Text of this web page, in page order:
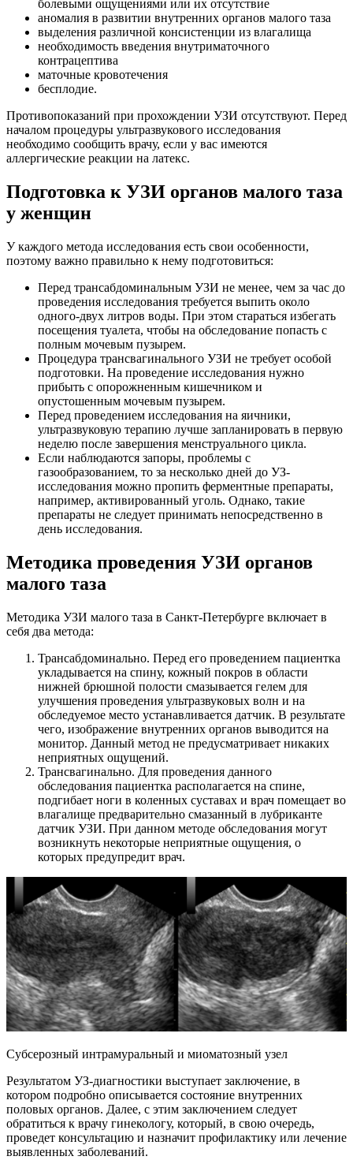
болевыми ощущениями или их отсутствие
аномалия в развитии внутренних органов малого таза
выделения различной консистенции из влагалища
необходимость введения внутриматочного
контрацептива
маточные кровотечения
бесплодие.
Противопоказаний при прохождении УЗИ отсутствуют. Перед
началом процедуры ультразвукового исследования
необходимо сообщить врачу, если у вас имеются
аллергические реакции на латекс.
Подготовка к УЗИ органов малого таза
у женщин
У каждого метода исследования есть свои особенности,
поэтому важно правильно к нему подготовиться:
Перед трансабдоминальным УЗИ не менее, чем за час до
проведения исследования требуется выпить около
одного-двух литров воды. При этом стараться избегать
посещения туалета, чтобы на обследование попасть с
полным мочевым пузырем.
Процедура трансвагинального УЗИ не требует особой
подготовки. На проведение исследования нужно
прибыть с опорожненным кишечником и
опустошенным мочевым пузырем.
Перед проведением исследования на яичники,
ультразвуковую терапию лучше запланировать в первую
неделю после завершения менструального цикла.
Если наблюдаются запоры, проблемы с
газообразованием, то за несколько дней до УЗ-
исследования можно пропить ферментные препараты,
например, активированный уголь. Однако, такие
препараты не следует принимать непосредственно в
день исследования.
Методика проведения УЗИ органов
малого таза
Методика УЗИ малого таза в Санкт-Петербурге включает в
себя два метода:
Трансабдоминально. Перед его проведением пациентка
укладывается на спину, кожный покров в области
нижней брюшной полости смазывается гелем для
улучшения проведения ультразвуковых волн и на
обследуемое место устанавливается датчик. В результате
чего, изображение внутренних органов выводится на
монитор. Данный метод не предусматривает никаких
неприятных ощущений.
Трансвагинально. Для проведения данного
обследования пациентка располагается на спине,
подгибает ноги в коленных суставах и врач помещает во
влагалище предварительно смазанный в лубриканте
датчик УЗИ. При данном методе обследования могут
возникнуть некоторые неприятные ощущения, о
которых предупредит врач.
Субсерозный интрамуральный и миоматозный узел
Результатом УЗ-диагностики выступает заключение, в
котором подробно описывается состояние внутренних
половых органов. Далее, с этим заключением следует
обратиться к врачу гинекологу, который, в свою очередь,
проведет консультацию и назначит профилактику или лечение
выявленных заболеваний.